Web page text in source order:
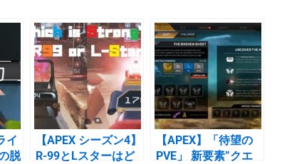
イ
脱
【APEX シーズン4】
R-99とLスターはど
【APEX】「待望の
PVE」 新要素”クエ